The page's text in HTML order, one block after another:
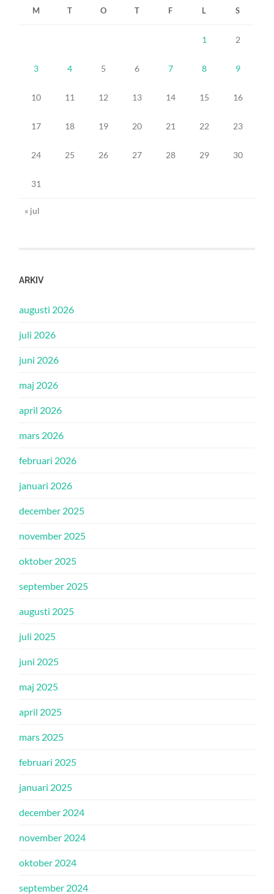
M T O T F L S
1 2
3 4 5 6 7 8 9
10 11 12 13 14 15 16
17 18 19 20 21 22 23
24 25 26 27 28 29 30
31
« jul
ARKIV
augusti 2026
juli 2026
juni 2026
maj 2026
april 2026
mars 2026
februari 2026
januari 2026
december 2025
november 2025
oktober 2025
september 2025
augusti 2025
juli 2025
juni 2025
maj 2025
april 2025
mars 2025
februari 2025
januari 2025
december 2024
november 2024
oktober 2024
september 2024